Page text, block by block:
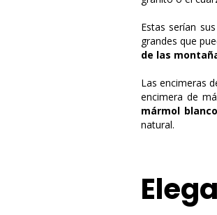
Estas serían
grandes que
de las
Las encimeras
encimera de
mármol
natural.